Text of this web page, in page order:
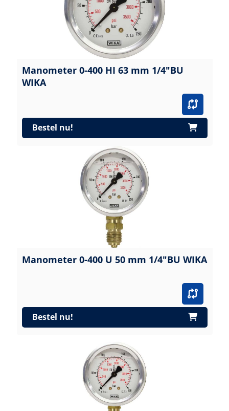
Manometer 0-400 HI 63 mm 1/4"BU
WIKA
Bestel nu!
Manometer 0-400 U 50 mm 1/4"BU WIKA
Bestel nu!